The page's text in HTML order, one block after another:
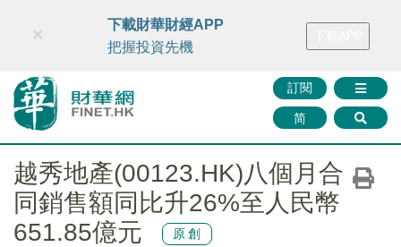
財華智庫網 FINTV FINMETA 財華證券 媒體矩陣
訂閱
简
×
下載財華財經APP
把握投資先機
越秀地產(00123.HK)八個月合
同銷售額同比升26%至人民幣
651.85億元
原創